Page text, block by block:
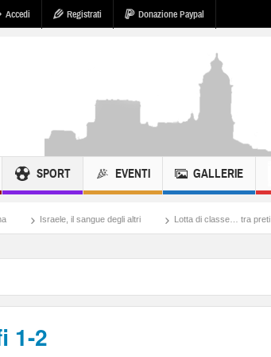
Accedi Registrati Donazione Paypal
SPORT EVENTI GALLERIE
altri Lotta di classe… tra preti e frati Montescaglioso
1-2